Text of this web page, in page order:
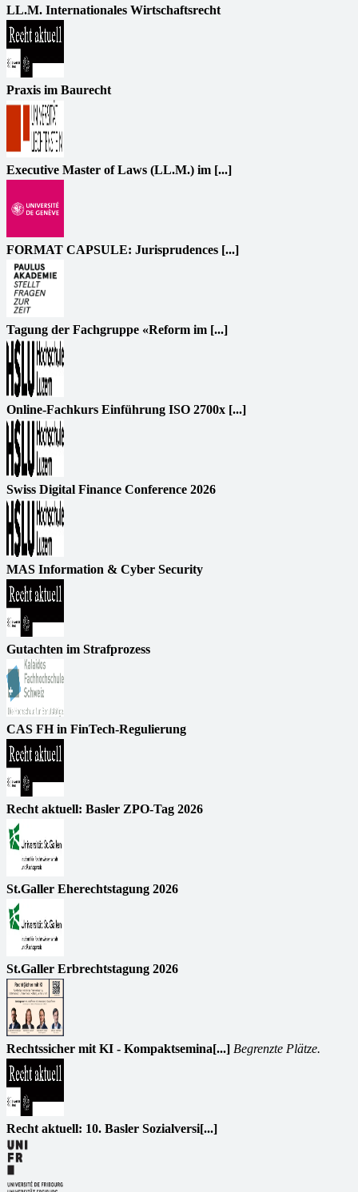
LL.M. Internationales Wirtschaftsrecht
Praxis im Baurecht
Executive Master of Laws (LL.M.) im [...]
FORMAT CAPSULE: Jurisprudences [...]
Tagung der Fachgruppe «Reform im [...]
Online-Fachkurs Einführung ISO 2700x [...]
Swiss Digital Finance Conference 2026
MAS Information & Cyber Security
Gutachten im Strafprozess
CAS FH in FinTech-Regulierung
Recht aktuell: Basler ZPO-Tag 2026
St.Galler Eherechtstagung 2026
St.Galler Erbrechtstagung 2026
Rechtssicher mit KI - Kompaktsemina[...] Begrenzte Plätze.
Recht aktuell: 10. Basler Sozialversi[...]